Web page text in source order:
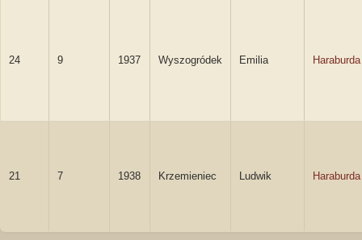
24 9 1937 Wyszogródek Emilia Haraburda
21 7 1938 Krzemieniec Ludwik Haraburda